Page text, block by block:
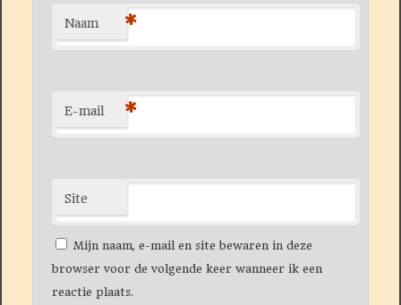
Naam *
E-mail *
Site
Mijn naam, e-mail en site bewaren in deze
browser voor de volgende keer wanneer ik een
reactie plaats.